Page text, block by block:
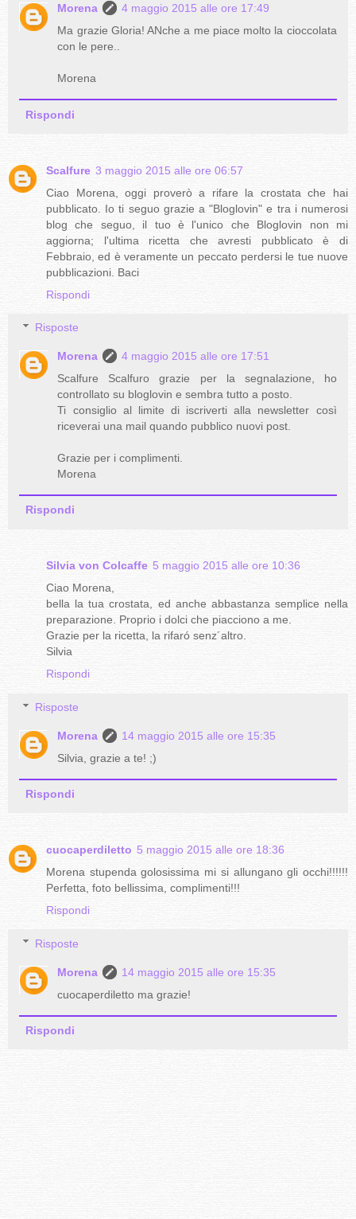
Morena
4 maggio 2015 alle ore 17:49
Ma grazie Gloria! ANche a me piace molto la cioccolata
con le pere..
Morena
Rispondi
Scalfure 3 maggio 2015 alle ore 06:57
Ciao Morena, oggi proverò a rifare la crostata che hai
pubblicato. Io ti seguo grazie a "Bloglovin" e tra i numerosi
blog che seguo, il tuo è l'unico che Bloglovin non mi
aggiorna; l'ultima ricetta che avresti pubblicato è di
Febbraio, ed è veramente un peccato perdersi le tue nuove
pubblicazioni. Baci
Rispondi
Risposte
Morena
4 maggio 2015 alle ore 17:51
Scalfure Scalfuro grazie per la segnalazione, ho
controllato su bloglovin e sembra tutto a posto.
Ti consiglio al limite di iscriverti alla newsletter così
riceverai una mail quando pubblico nuovi post.
Grazie per i complimenti.
Morena
Rispondi
Silvia von Colcaffe 5 maggio 2015 alle ore 10:36
Ciao Morena,
bella la tua crostata, ed anche abbastanza semplice nella
preparazione. Proprio i dolci che piacciono a me.
Grazie per la ricetta, la rifaró senz´altro.
Silvia
Rispondi
Risposte
Morena
14 maggio 2015 alle ore 15:35
Silvia, grazie a te! ;)
Rispondi
cuocaperdiletto 5 maggio 2015 alle ore 18:36
Morena stupenda golosissima mi si allungano gli occhi!!!!!!
Perfetta, foto bellissima, complimenti!!!
Rispondi
Risposte
Morena
14 maggio 2015 alle ore 15:35
cuocaperdiletto ma grazie!
Rispondi